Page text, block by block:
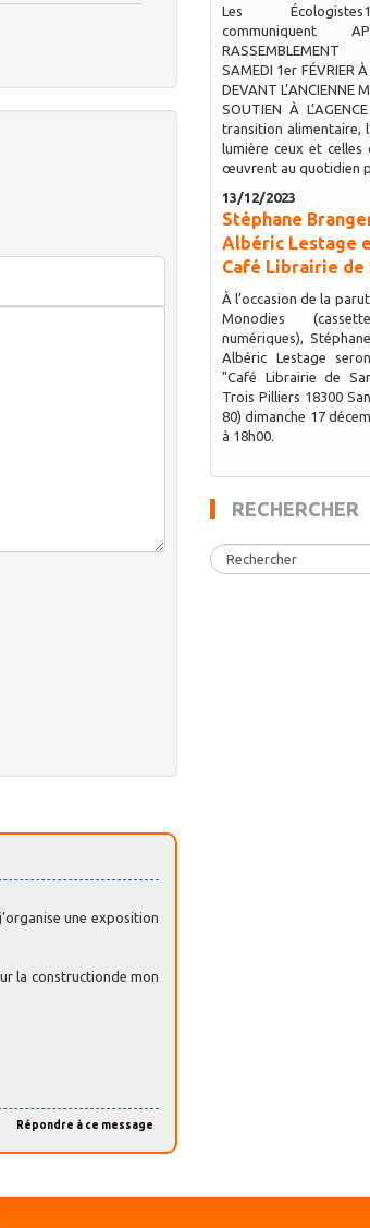
une exposition
la constructionde mon
Répondre à ce message
Les
communiquent
RASSEMBLEMENT
SAMEDI 1er FÉVRIER
DEVANT L’ANCIENNE
SOUTIEN À
transition alimentaire,
lumière ceux et
œuvrent au quotidien
13/12/2023
Stéphane
Albéric Lestage
Café Librairie de
À l’occasion de la
Monodies
numériques),
Albéric Lestage
"Café Librairie de
Trois Pilliers 18300
80) dimanche 17
à 18h00.
RECHERCHER